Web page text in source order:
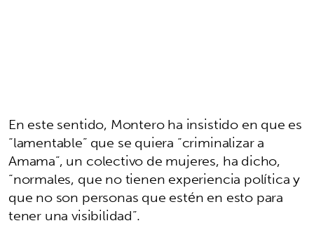
En este sentido, Montero ha insistido en que es
“lamentable” que se quiera “criminalizar a
Amama”, un colectivo de mujeres, ha dicho,
“normales, que no tienen experiencia política y
que no son personas que estén en esto para
tener una visibilidad”.